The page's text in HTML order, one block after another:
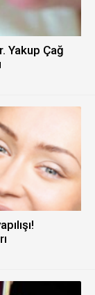
Yakup Çağ